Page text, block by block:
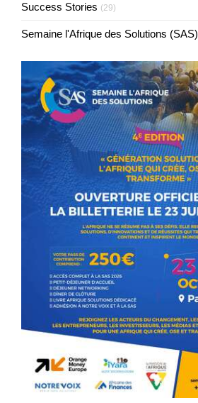
Success Stories (29)
Semaine l'Afrique des Solutions (SAS)